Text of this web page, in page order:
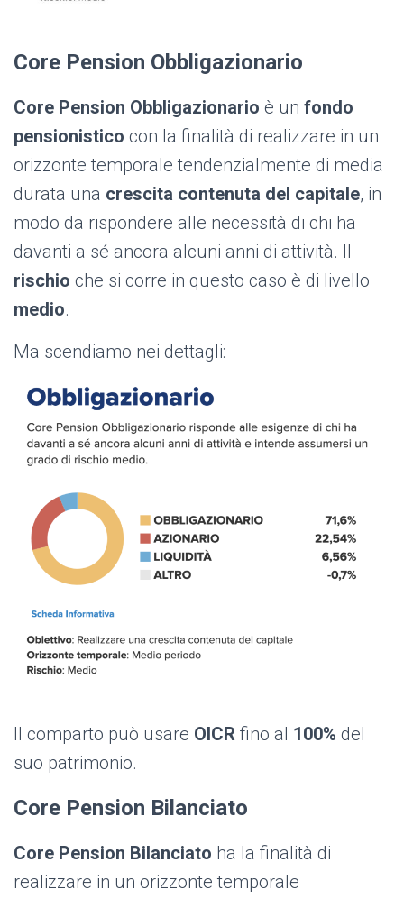
Core Pension Obbligazionario
Core Pension Obbligazionario è un fondo
pensionistico con la finalità di realizzare in un
orizzonte temporale tendenzialmente di media
durata una crescita contenuta del capitale, in
modo da rispondere alle necessità di chi ha
davanti a sé ancora alcuni anni di attività. Il
rischio che si corre in questo caso è di livello
medio.
Ma scendiamo nei dettagli:
Il comparto può usare OICR fino al 100% del
suo patrimonio.
Core Pension Bilanciato
Core Pension Bilanciato ha la finalità di
realizzare in un orizzonte temporale